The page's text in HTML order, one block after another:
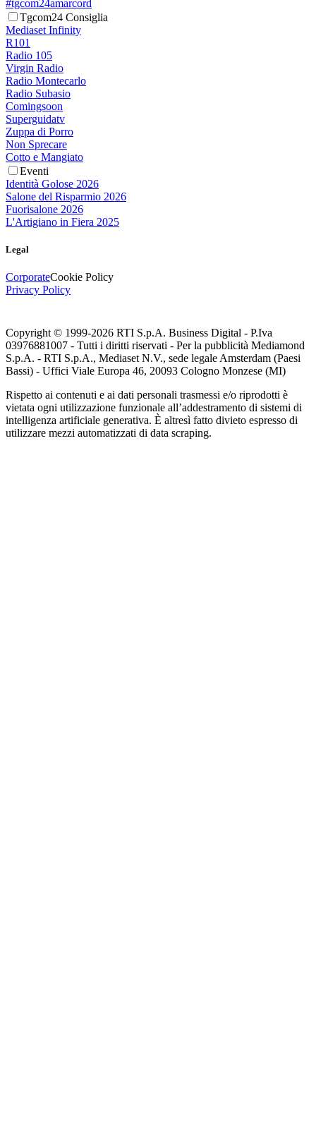
#tgcom24amarcord
Tgcom24 Consiglia
Mediaset Infinity
R101
Radio 105
Virgin Radio
Radio Montecarlo
Radio Subasio
Comingsoon
Superguidatv
Zuppa di Porro
Non Sprecare
Cotto e Mangiato
Eventi
Identità Golose 2026
Salone del Risparmio 2026
Fuorisalone 2026
L'Artigiano in Fiera 2025
Legal
CorporateCookie Policy
Privacy Policy
Copyright © 1999-2026 RTI S.p.A. Business Digital - P.Iva
03976881007 - Tutti i diritti riservati - Per la pubblicità Mediamond
S.p.A. - RTI S.p.A., Mediaset N.V., sede legale Amsterdam (Paesi
Bassi) - Uffici Viale Europa 46, 20093 Cologno Monzese (MI)
Rispetto ai contenuti e ai dati personali trasmessi e/o riprodotti è
vietata ogni utilizzazione funzionale all’addestramento di sistemi di
intelligenza artificiale generativa. È altresì fatto divieto espresso di
utilizzare mezzi automatizzati di data scraping.